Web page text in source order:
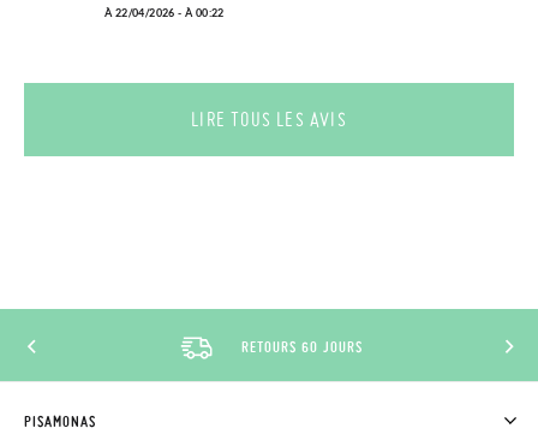
À 22/04/2026 - À 00:22
LIRE TOUS LES AVIS
RETOURS 60 JOURS
PISAMONAS